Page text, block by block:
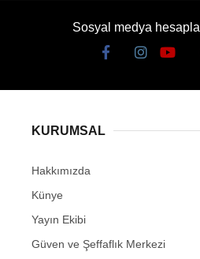
Sosyal medya
KURUMSAL
Hakkımızda
Künye
Yayın Ekibi
Güven ve Şeffaflık Merkezi